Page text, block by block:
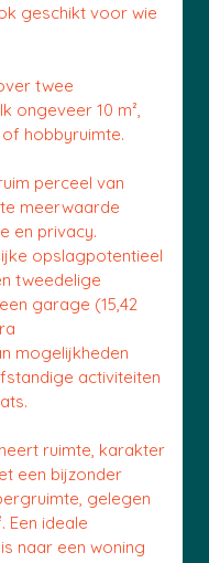
geschikt voor wie
twee
ongeveer 10 m²,
hobbyruimte.
perceel van
meerwaarde
en privacy.
opslagpotentieel
tweedelige
garage (15,42
mogelijkheden
activiteiten
ruimte, karakter
een bijzonder
gelegen
Een ideale
naar een woning